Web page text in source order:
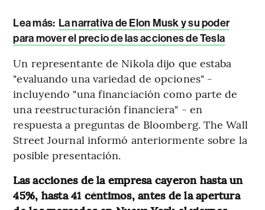
Lea más: La narrativa de Elon Musk y su poder
para mover el precio de las acciones de Tesla
Un representante de Nikola dijo que estaba
"evaluando una variedad de opciones" -
incluyendo "una financiación como parte de
una reestructuración financiera" - en
respuesta a preguntas de Bloomberg. The Wall
Street Journal informó anteriormente sobre la
posible presentación.
Las acciones de la empresa cayeron hasta un
45%, hasta 41 céntimos, antes de la apertura